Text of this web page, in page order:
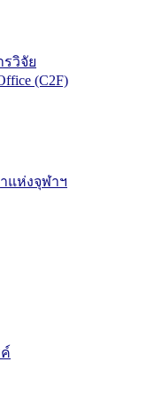
วิจัย
(C2F)
แห่งจุฬาฯ